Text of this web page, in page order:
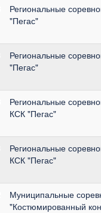
Региональные
"Пегас"
Региональные
"Пегас"
Региональные
КСК "Пегас"
Региональные
КСК "Пегас"
Муниципальные
"Костюмированный